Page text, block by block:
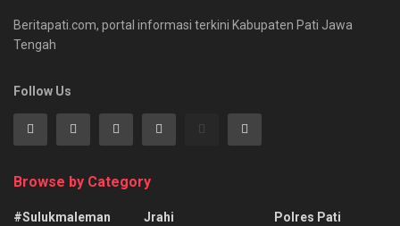
Beritapati.com, portal informasi terkini Kabupaten Pati Jawa
Tengah
Follow Us
Browse by Category
#sulukmaleman
Jrahi
Polres Pati